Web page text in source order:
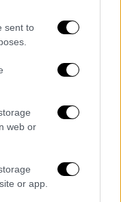
sent to
web or
or app.
ενδιαφέρον